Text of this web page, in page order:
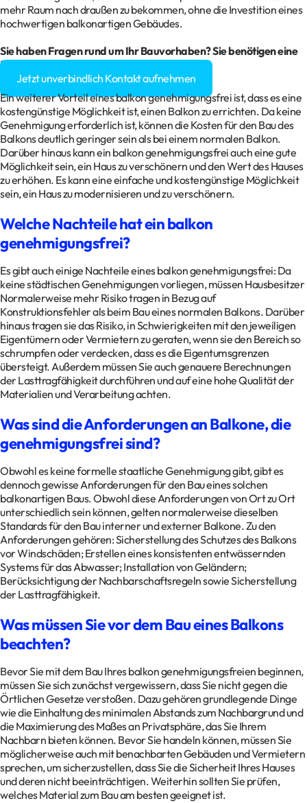
mehr Raum nach draußen zu bekommen, ohne die Investition eines
hochwertigen balkonartigen Gebäudes.
Sie haben Fragen rund um IhrBauvorhaben? Sie benötigen eine
Baugenehmigung?
Jetzt unverbindlich Kontakt aufnehmen
Ein weiterer Vorteil eines balkon genehmigungsfrei ist, dass es eine
kostengünstige Möglichkeit ist, einen Balkon zu errichten. Da keine
Genehmigung erforderlich ist, können die Kosten für den Bau des
Balkons deutlich geringer sein als bei einem normalen Balkon.
Darüber hinaus kann ein balkon genehmigungsfrei auch eine gute
Möglichkeit sein, ein Haus zu verschönern und den Wert des Hauses
zu erhöhen. Es kann eine einfache und kostengünstige Möglichkeit
sein, ein Haus zu modernisieren und zu verschönern.
Welche Nachteile hat ein balkon
genehmigungsfrei?
Es gibt auch einige Nachteile eines balkon genehmigungsfrei: Da
keine städtischen Genehmigungen vorliegen, müssen Hausbesitzer
Normalerweise mehr Risiko tragen in Bezug auf
Konstruktionsfehler als beim Bau eines normalen Balkons. Darüber
hinaus tragen sie das Risiko, in Schwierigkeiten mit den jeweiligen
Eigentümern oder Vermietern zu geraten, wenn sie den Bereich so
schrumpfen oder verdecken, dass es die Eigentumsgrenzen
übersteigt. Außerdem müssen Sie auch genauere Berechnungen
der Lasttragfähigkeit durchführen und auf eine hohe Qualität der
Materialien und Verarbeitung achten.
Was sind die Anforderungen an Balkone, die
genehmigungsfrei sind?
Obwohl es keine formelle staatliche Genehmigung gibt, gibt es
dennoch gewisse Anforderungen für den Bau eines solchen
balkonartigen Baus. Obwohl diese Anforderungen von Ort zu Ort
unterschiedlich sein können, gelten normalerweise dieselben
Standards für den Bau interner und externer Balkone. Zu den
Anforderungen gehören: Sicherstellung des Schutzes des Balkons
vor Windschäden; Erstellen eines konsistenten entwässernden
Systems für das Abwasser; Installation von Geländern;
Berücksichtigung der Nachbarschaftsregeln sowie Sicherstellung
der Lasttragfähigkeit.
Was müssen Sie vor dem Bau eines Balkons
beachten?
Bevor Sie mit dem Bau Ihres balkon genehmigungsfreien beginnen,
müssen Sie sich zunächst vergewissern, dass Sie nicht gegen die
Örtlichen Gesetze verstoßen. Dazu gehören grundlegende Dinge
wie die Einhaltung des minimalen Abstands zum Nachbargrund und
die Maximierung des Maßes an Privatsphäre, das Sie Ihrem
Nachbarn bieten können. Bevor Sie handeln können, müssen Sie
möglicherweise auch mit benachbarten Gebäuden und Vermietern
sprechen, um sicherzustellen, dass Sie die Sicherheit Ihres Hauses
und deren nicht beeinträchtigen. Weiterhin sollten Sie prüfen,
welches Material zum Bau am besten geeignet ist.